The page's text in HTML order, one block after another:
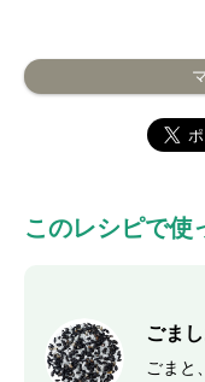
このレシピで使
ごま
ごまと